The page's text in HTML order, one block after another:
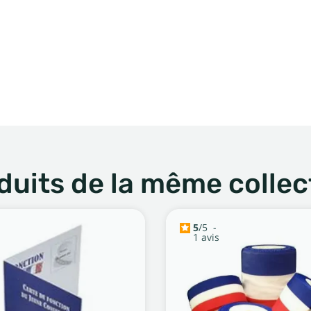
de la même
5/5 -
1 avis